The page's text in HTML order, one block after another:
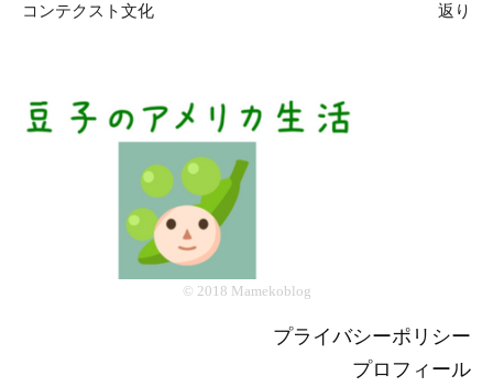
コンテクスト文化
返り
© 2018 Mamekoblog
プライバシーポリシー
プロフィール